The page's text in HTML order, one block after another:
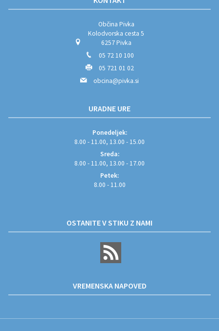
Občina Pivka
Kolodvorska cesta 5
6257 Pivka
05 72 10 100
05 721 01 02
obcina@pivka.si
URADNE URE
Ponedeljek:
8.00 - 11.00, 13.00 - 15.00
Sreda:
8.00 - 11.00, 13.00 - 17.00
Petek:
8.00 - 11.00
OSTANITE V STIKU Z NAMI
VREMENSKA NAPOVED